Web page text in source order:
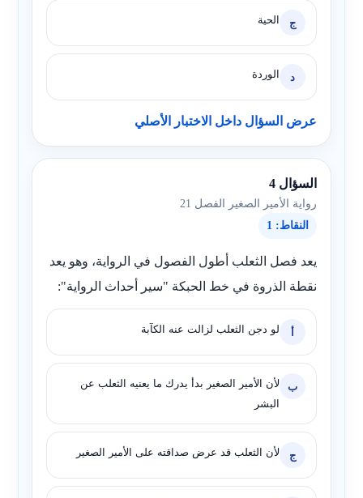
ج الحية
د الوردة
عرض السؤال داخل الاختبار الأصلي
السؤال 4
رواية الأمير الصغير الفصل 21
النقاط: 1
يعد فصل الثعلب أطول الفصول في الرواية، وهو يعد
نقطة الذروة في خط الحبكة "سير أحداث الرواية":
أ لو دجن الثعلب لزالت عنه الكآبة
ب
لأن الأمير الصغير بدأ يدرك ما يعنيه الثعلب عن
البشر
ج لأن الثعلب قد عرض صداقته على الأمير الصغير